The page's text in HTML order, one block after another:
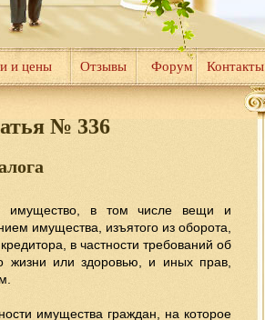
и цены Отзывы Форум Контакты
№ 336
имущество, в том числе вещи и
имущества, изъятого из оборота,
в частности требований об
жизни или здоровью, и иных прав,
имущества граждан, на которое